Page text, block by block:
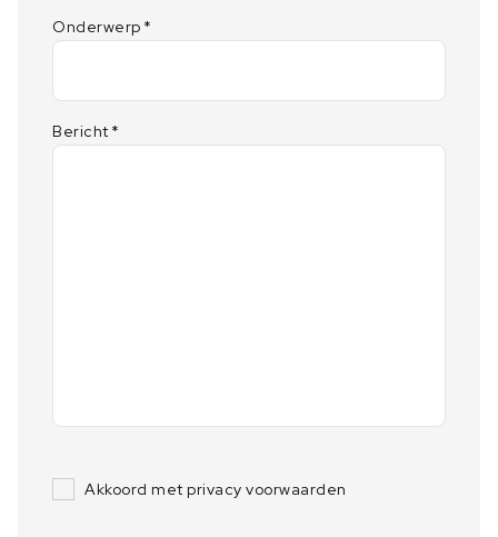
Onderwerp *
Bericht *
Akkoord met privacy voorwaarden